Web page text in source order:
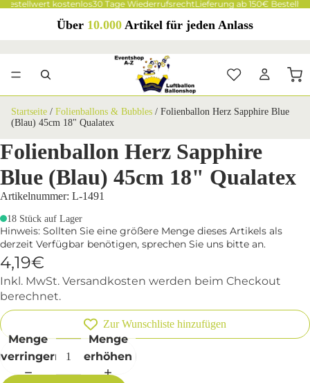
kostenlos30 Tage WiederrufsrechtLieferung ab 150€
Über 10.000 Artikel für jeden Anlass
Startseite / Folienballons & Bubbles / Folienballon Herz Sapphire Blue
(Blau) 45cm 18" Qualatex
Folienballon Herz Sapphire
Blue (Blau) 45cm 18" Qualatex
Artikelnummer: L-1491
18 Stück auf Lager
Hinweis: Sollten Sie eine größere Menge dieses Artikels als
derzeit Verfügbar benötigen, sprechen Sie uns bitte an.
4,19€
Inkl. MwSt. Versandkosten werden beim Checkout
berechnet.
Zur Wunschliste hinzufügen
Menge
verringern
Menge
erhöhen